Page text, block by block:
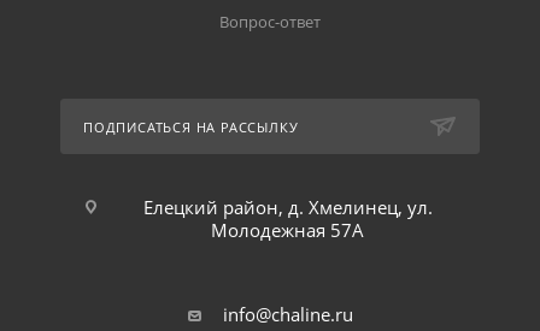
Вопрос-ответ
ПОДПИСАТЬСЯ НА РАССЫЛКУ
Елецкий район, д. Хмелинец, ул.
Молодежная 57А
info@chaline.ru